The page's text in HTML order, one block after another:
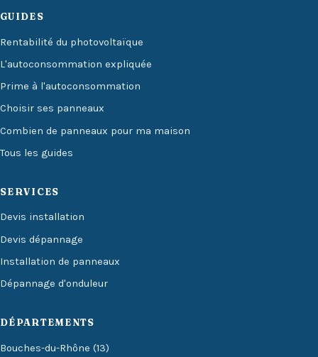
GUIDES
Rentabilité du photovoltaïque
L'autoconsommation expliquée
Prime à l'autoconsommation
Choisir ses panneaux
Combien de panneaux pour ma maison
Tous les guides
SERVICES
Devis installation
Devis dépannage
Installation de panneaux
Dépannage d'onduleur
DÉPARTEMENTS
Bouches-du-Rhône (13)